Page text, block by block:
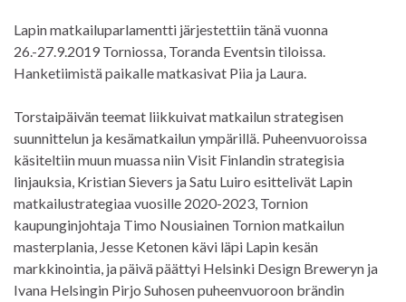
Lapin matkailuparlamentti järjestettiin tänä vuonna
26.-27.9.2019 Torniossa, Toranda Eventsin tiloissa.
Hanketiimistä paikalle matkasivat Piia ja Laura.
Torstaipäivän teemat liikkuivat matkailun strategisen
suunnittelun ja kesämatkailun ympärillä. Puheenvuoroissa
käsiteltiin muun muassa niin Visit Finlandin strategisia
linjauksia, Kristian Sievers ja Satu Luiro esittelivät Lapin
matkailustrategiaa vuosille 2020-2023, Tornion
kaupunginjohtaja Timo Nousiainen Tornion matkailun
masterplania, Jesse Ketonen kävi läpi Lapin kesän
markkinointia, ja päivä päättyi Helsinki Design Breweryn ja
Ivana Helsingin Pirjo Suhosen puheenvuoroon brändin